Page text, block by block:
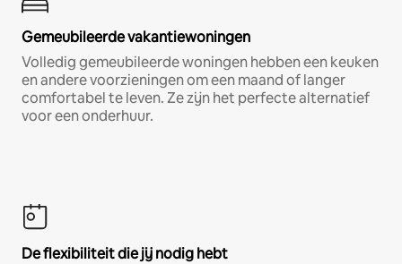
Gemeubileerde vakantiewoningen
Volledig gemeubileerde woningen hebben een keuken
en andere voorzieningen om een maand of langer
comfortabel te leven. Ze zijn het perfecte alternatief
voor een onderhuur.
De flexibiliteit die jij nodig hebt